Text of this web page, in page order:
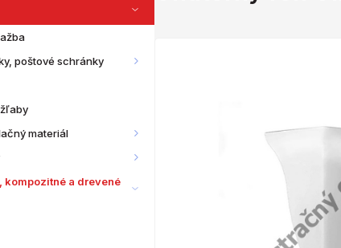
poštové schránky
materiál
kompozitné a drevené